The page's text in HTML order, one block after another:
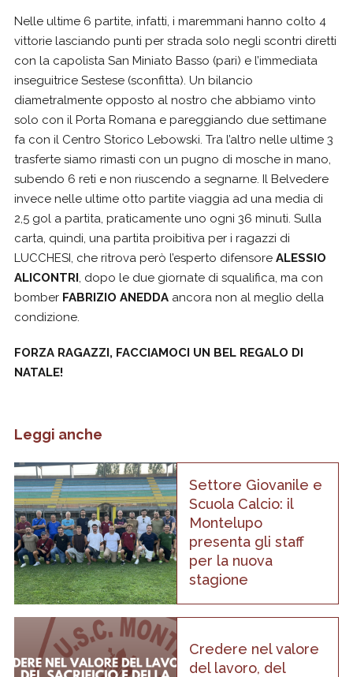
Nelle ultime 6 partite, infatti, i maremmani hanno colto 4
vittorie lasciando punti per strada solo negli scontri diretti
con la capolista San Miniato Basso (pari) e l’immediata
inseguitrice Sestese (sconfitta). Un bilancio
diametralmente opposto al nostro che abbiamo vinto
solo con il Porta Romana e pareggiando due settimane
fa con il Centro Storico Lebowski. Tra l’altro nelle ultime 3
trasferte siamo rimasti con un pugno di mosche in mano,
subendo 6 reti e non riuscendo a segnarne. Il Belvedere
invece nelle ultime otto partite viaggia ad una media di
2,5 gol a partita, praticamente uno ogni 36 minuti. Sulla
carta, quindi, una partita proibitiva per i ragazzi di
LUCCHESI, che ritrova però l’esperto difensore ALESSIO
ALICONTRI, dopo le due giornate di squalifica, ma con
bomber FABRIZIO ANEDDA ancora non al meglio della
condizione.
FORZA RAGAZZI, FACCIAMOCI UN BEL REGALO DI
NATALE!
Leggi anche
Settore Giovanile e
Scuola Calcio: il
Montelupo
presenta gli staff
per la nuova
stagione
Credere nel valore
del lavoro, del